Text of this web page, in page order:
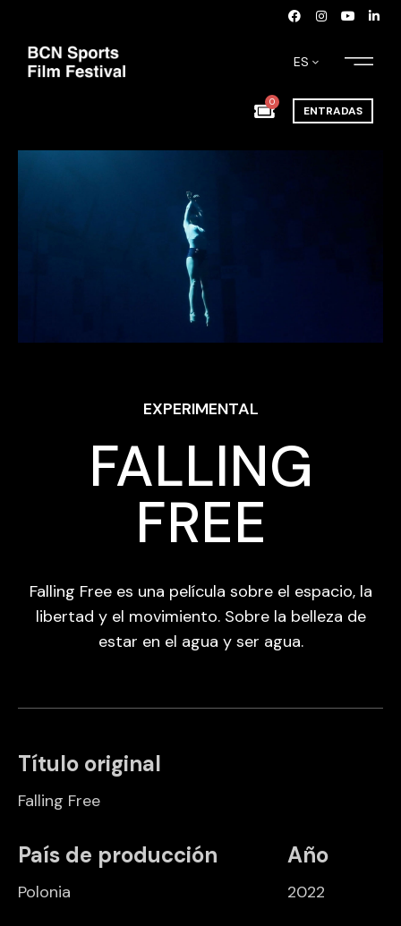
ES
0
ENTRADAS
EXPERIMENTAL
FALLING
FREE
Falling Free es una película sobre el espacio, la
libertad y el movimiento. Sobre la belleza de
estar en el agua y ser agua.
Título original
Falling Free
País de producción
Polonia
Año
2022